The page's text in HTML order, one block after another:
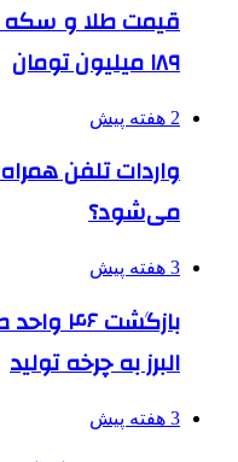
قیمت طلا و سکه
۱۸۹ میلیون تومان
2 هفته پیش
واردات تلفن
می‌شود؟
3 هفته پیش
بازگشت
البرز به چرخه تولید
3 هفته پیش